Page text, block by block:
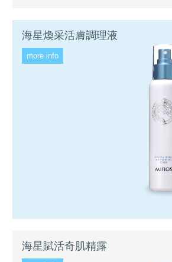
海星煥采活膚調理液
more info
海星賦活奇肌精露